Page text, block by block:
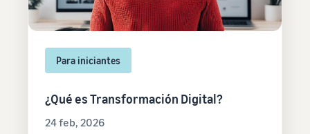
Para iniciantes
¿Qué es Transformación Digital?
24 feb, 2026